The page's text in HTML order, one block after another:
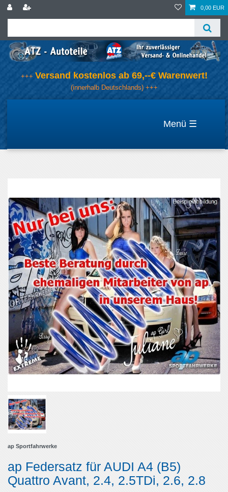
0,00 EUR
+++ Versand kostenlos ab 69,--€ Warenwert!
(innerhalb Deutschlands) +++
☰
ap Sportfahrwerke
ap Federsatz für AUDI A4 (B5)
Quattro Avant, 2.4, 2.5TDi, 2.6, 2.8